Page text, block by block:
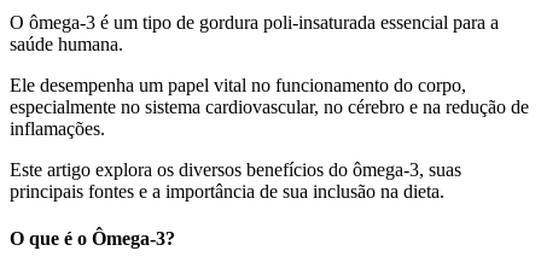
O ômega-3 é um tipo de gordura poli-insaturada essencial para a
saúde humana.
Ele desempenha um papel vital no funcionamento do corpo,
especialmente no sistema cardiovascular, no cérebro e na redução de
inflamações.
Este artigo explora os diversos benefícios do ômega-3, suas
principais fontes e a importância de sua inclusão na dieta.
O que é o Ômega-3?